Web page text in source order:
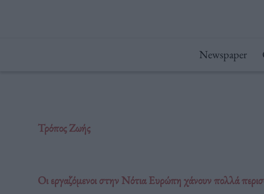
Newspaper
Τρόπος Ζωής
Οι εργαζόμενοι στην Νότια Ευρώπη χάνουν πολλά